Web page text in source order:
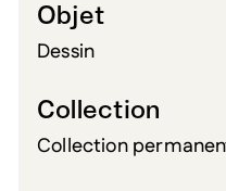
Objet
Dessin
Collection
Collection